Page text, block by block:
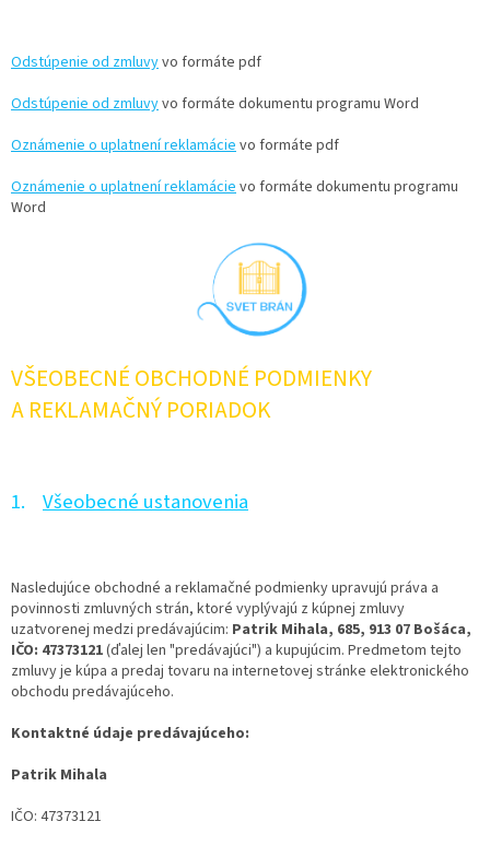
Odstúpenie od zmluvyvo formáte pdf
Odstúpenie od zmluvyvo formáte dokumentu programu Word
Oznámenie o uplatnení reklamácie vo formáte pdf
Oznámenie o uplatnení reklamácie vo formáte dokumentu programu
Word
VŠEOBECNÉ OBCHODNÉ PODMIENKY
A REKLAMAČNÝ PORIADOK
1. Všeobecné ustanovenia
Nasledujúce obchodné a reklamačné podmienky upravujú práva a
povinnosti zmluvných strán, ktoré vyplývajú z kúpnej zmluvy
uzatvorenej medzi predávajúcim: Patrik Mihala, 685, 913 07 Bošáca,
IČO: 47373121(ďalej len "predávajúci") a kupujúcim. Predmetom tejto
zmluvy je kúpa a predaj tovaru na internetovej stránke elektronického
obchodu predávajúceho.
Kontaktné údaje predávajúceho:
Patrik Mihala
IČO: 47373121